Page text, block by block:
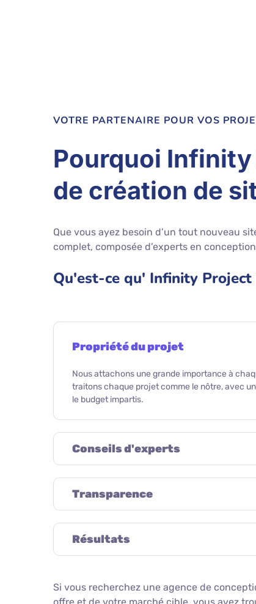
VOTRE PARTENAIRE POUR VOS
Pourquoi
de création de
Que vous ayez besoin d’un tout nouveau
complet, composée d’experts en
Qu'est-ce qu' Infinity Project
Propriété du projet
Nous attachons une grande importance à
traitons chaque projet comme le nôtre, avec
le budget impartis.
Conseils d'experts
Transparence
Résultats
Si vous recherchez une agence de